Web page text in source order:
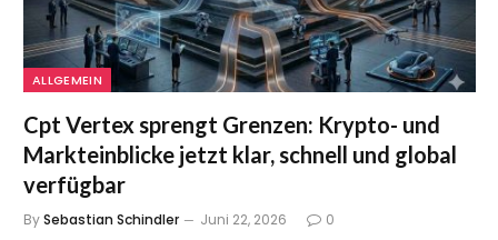
ALLGEMEIN
Cpt Vertex sprengt Grenzen: Krypto- und
Markteinblicke jetzt klar, schnell und global
verfügbar
BySebastian Schindler Juni 22, 2026 0